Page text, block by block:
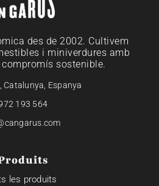
des de 2002. Cultivem
i miniverdures amb
sostenible.
Catalunya, Espanya
193 564
les produits